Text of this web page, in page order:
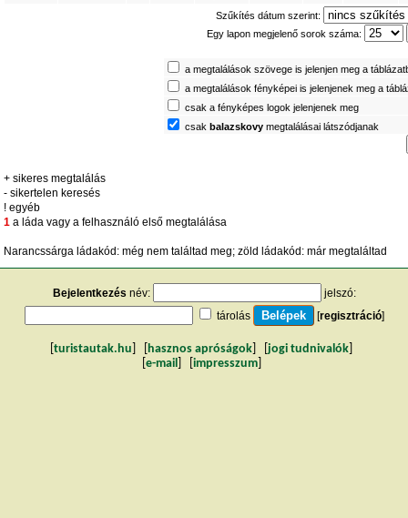
Szűkítés dátum szerint:
Egy lapon megjelenő sorok száma:
a megtalálások szövege is jelenjen meg a
a megtalálások fényképei is jelenjenek meg a
csak a fényképes logok jelenjenek meg
csakbalazskovy megtalálásai látszódjanak
+ sikeres megtalálás
- sikertelen keresés
! egyéb
1 a láda vagy a felhasználó első megtalálása
Narancssárga ládakód: még nem találtad meg; zöld ládakód: már megtaláltad
Bejelentkezés név:
jelszó:
tárolás
[regisztráció]
turistautak.hu hasznos apróságok jogi tudnivalók
e-mail impresszum]